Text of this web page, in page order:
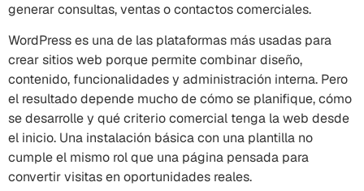
generar consultas, ventas o contactos comerciales.
WordPress es una de las plataformas más usadas para
crear sitios web porque permite combinar diseño,
contenido, funcionalidades y administración interna. Pero
el resultado depende mucho de cómo se planifique, cómo
se desarrolle y qué criterio comercial tenga la web desde
el inicio. Una instalación básica con una plantilla no
cumple el mismo rol que una página pensada para
convertir visitas en oportunidades reales.